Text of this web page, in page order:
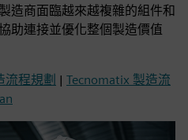
造商面臨越來越複雜的組件和
助連接並優化整個製造價值
流程規劃 | Tecnomatix 製造流